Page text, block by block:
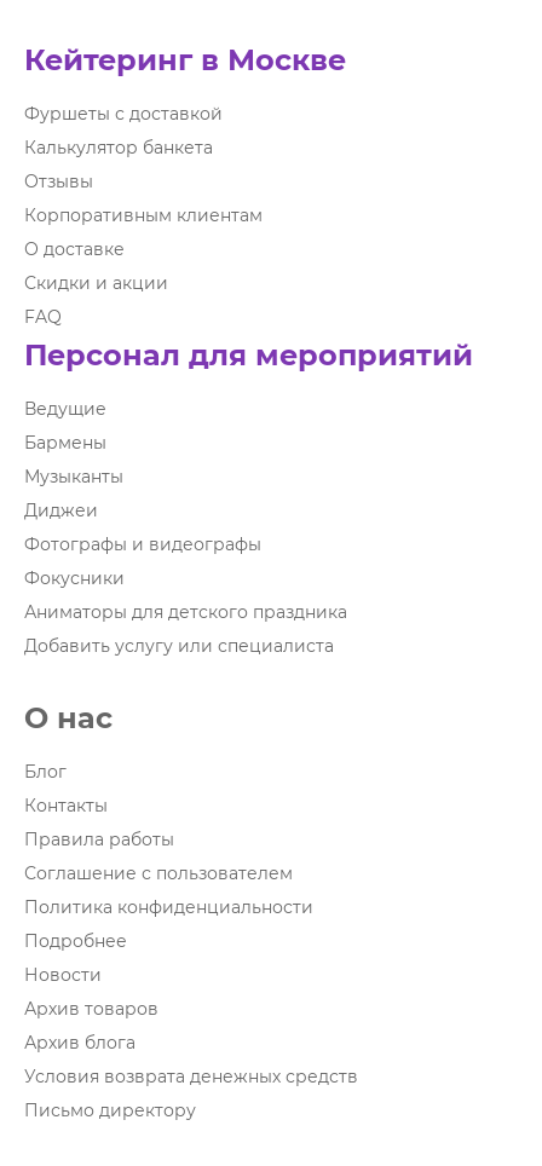
Кейтеринг в Москве
Фуршеты с доставкой
Калькулятор банкета
Отзывы
Корпоративным клиентам
О доставке
Скидки и акции
FAQ
Персонал для мероприятий
Ведущие
Бармены
Музыканты
Диджеи
Фотографы и видеографы
Фокусники
Аниматоры для детского праздника
Добавить услугу или специалиста
О нас
Блог
Контакты
Правила работы
Соглашение с пользователем
Политика конфиденциальности
Подробнее
Новости
Архив товаров
Архив блога
Условия возврата денежных средств
Письмо директору